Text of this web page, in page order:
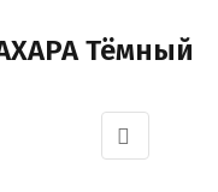
Тёмный